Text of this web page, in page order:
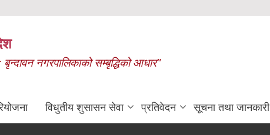
बृन्दावन नगरपालिकाको सम्बृद्धिको आधार"
विधुतीय शुसासन सेवा प्रतिवेदन सूचना तथा जानकारी